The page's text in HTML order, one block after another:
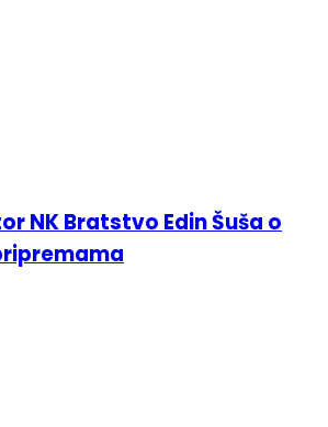
NK Bratstvo Edin Šuša o